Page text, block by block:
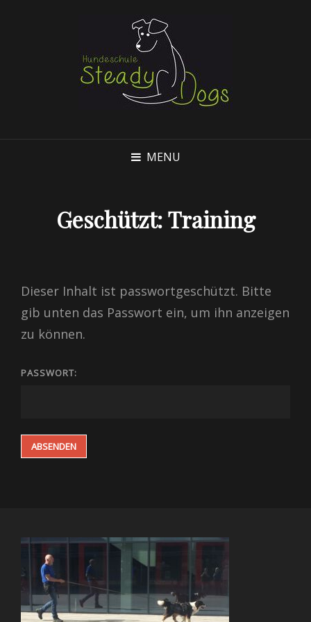
MENU
Geschützt: Training
Dieser Inhalt ist passwortgeschützt. Bitte
gib unten das Passwort ein, um ihn anzeigen
zu können.
PASSWORT: